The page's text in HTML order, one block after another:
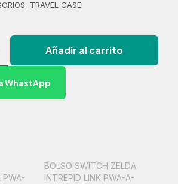
, TRAVEL CASE
Añadir al carrito
WhastApp
PWA-
BOLSO SWITCH ZELDA
INTREPID LINK PWA-A-